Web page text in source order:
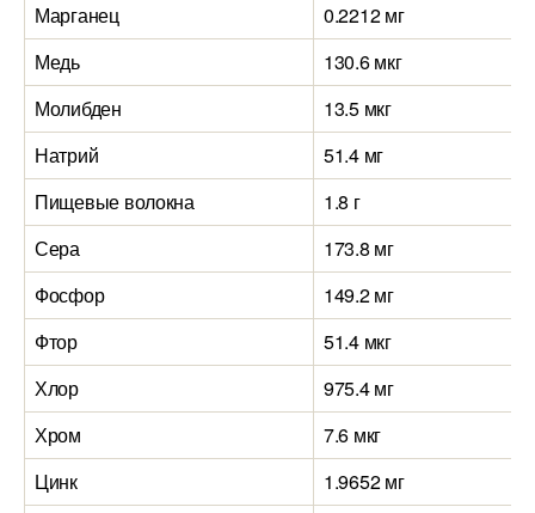
Марганец
0.2212 мг
Медь
130.6 мкг
Молибден
13.5 мкг
Натрий
51.4 мг
Пищевые волокна
1.8 г
Сера
173.8 мг
Фосфор
149.2 мг
Фтор
51.4 мкг
Хлор
975.4 мг
Хром
7.6 мкг
Цинк
1.9652 мг